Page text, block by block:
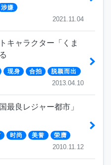
涉嫌
2021.11.04
キャラクター「くま
现身 合拍 脱颖而出
2013.04.10
最良レジャー都市」
时尚 美誉 荣膺
2010.11.12